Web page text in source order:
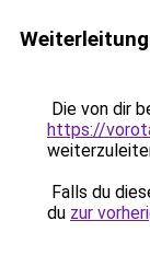
Die von dir
https://
Falls du
du zur